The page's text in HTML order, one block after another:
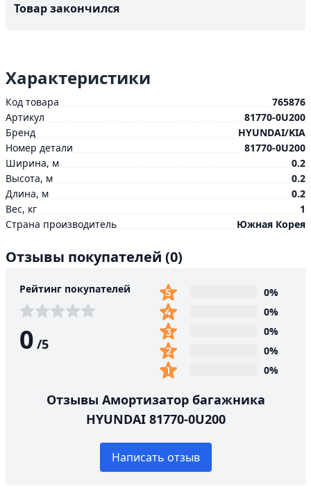
Товар закончился
Характеристики
Код товара
765876
Артикул
81770-0U200
Бренд
HYUNDAI/KIA
Номер детали
81770-0U200
Ширина, м
0.2
Высота, м
0.2
Длина, м
0.2
Вес, кг
1
Страна производитель
Южная Корея
Отзывы покупателей (0)
Рейтинг покупателей
0 /5
0%
0%
0%
0%
0%
Отзывы Амортизатор багажника
HYUNDAI 81770-0U200
Написать отзыв